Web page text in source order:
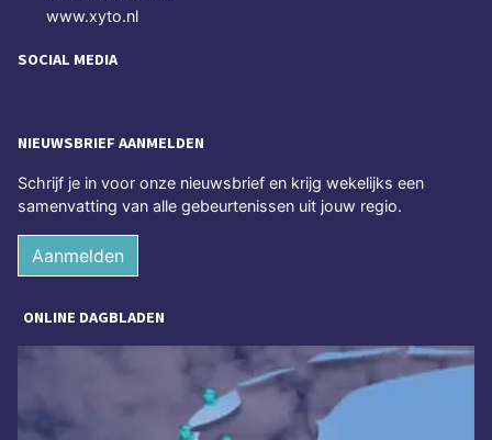
www.xyto.nl
SOCIAL MEDIA
NIEUWSBRIEF AANMELDEN
Schrijf je in voor onze nieuwsbrief en krijg wekelijks een
samenvatting van alle gebeurtenissen uit jouw regio.
Aanmelden
ONLINE DAGBLADEN